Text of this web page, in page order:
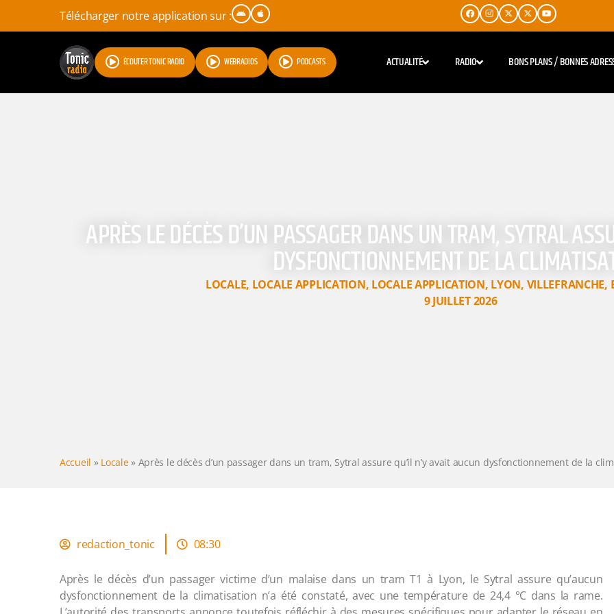
Télécharger notre application sur :
ÉCOUTER TONIC RADIO WEBRADIOS PODCASTS ACTUALITÉ RADIO BONS PLANS / BONNES
APRÈS LE DÉCÈS D’UN PASSAGER DANS UN TRAM, SYTRAL
DYSFONCTIONNEMENT DE LA
LOCALE, LOCALE APPLICATION, LOCALE APPLICATION, LYON, VILLEFRANCHE,
9 JUILLET 2026
Accueil » Locale» Après le décès d’un passager dans un tram, Sytral assure qu’il n’y avait aucun dysfonctionnement de la
redaction_tonic 08:30
Après le décès d’un passager victime d’un malaise dans un tram T1 à Lyon, le Sytral assure qu’aucun
dysfonctionnement de la climatisation n’a été constaté, avec une température de 24,4 °C dans la rame.